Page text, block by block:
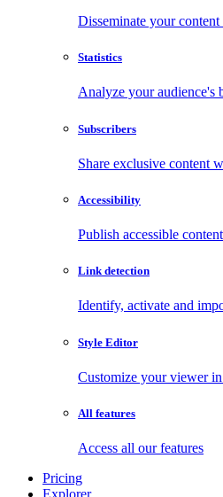
Disseminate your
Statistics
Analyze your audience's
Subscribers
Share exclusive content
Accessibility
Publish accessible content
Link detection
Identify, activate and
Style Editor
Customize your viewer
All features
Access all our features
Pricing